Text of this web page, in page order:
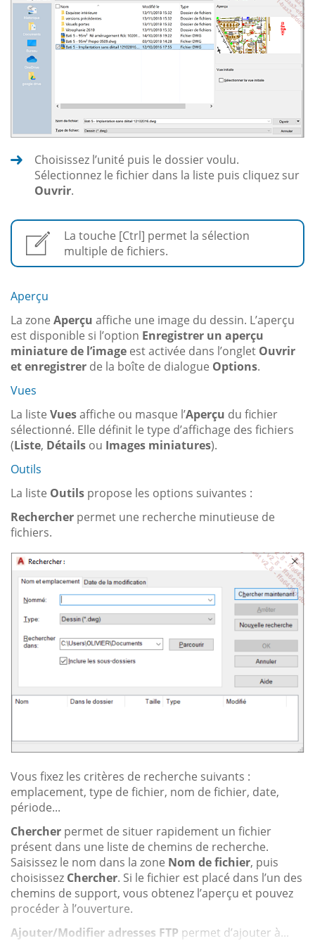
Choisissez l’unité puis le dossier voulu.
Sélectionnez le fichier dans la liste puis cliquez sur
Ouvrir.
La touche [Ctrl] permet la sélection
multiple de fichiers.
Aperçu
La zone Aperçu affiche une image du dessin. L’aperçu
est disponible si l’option Enregistrer un aperçu
miniature de l’image est activée dans l’onglet Ouvrir
et enregistrer de la boîte de dialogue Options.
Vues
La liste Vuesaffiche ou masque l’Aperçu du fichier
sélectionné. Elle définit le type d’affichage des fichiers
(Liste, Détails ou Images miniatures).
Outils
La liste Outils propose les options suivantes :
Rechercher permet une recherche minutieuse de
fichiers.
Vous fixez les critères de recherche suivants :
emplacement, type de fichier, nom de fichier, date,
période...
Chercher permet de situer rapidement un fichier
présent dans une liste de chemins de recherche.
Saisissez le nom dans la zone Nom de fichier, puis
choisissez Chercher. Si le fichier est placé dans l’un des
chemins de support, vous obtenez l’aperçu et pouvez
procéder à l’ouverture.
Ajouter/Modifier adresses FTP permet d’ajouter à...